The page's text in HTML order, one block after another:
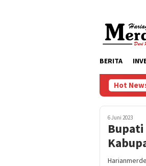
BERITA
Hot
Mas Bupati
6 Juni 2023
Bupati